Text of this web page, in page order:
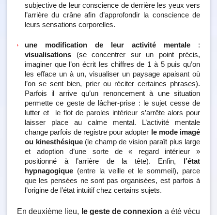
subjective de leur conscience de derrière les yeux vers
l’arrière du crâne afin d’approfondir la conscience de
leurs sensations corporelles.
une modification de leur activité mentale :
visualisations (se concentrer sur un point précis,
imaginer que l’on écrit les chiffres de 1 à 5 puis qu’on
les efface un à un, visualiser un paysage apaisant où
l’on se sent bien, prier ou réciter certaines phrases).
Parfois il arrive qu’un renoncement à une situation
permette ce geste de lâcher-prise : le sujet cesse de
lutter et le flot de paroles intérieur s’arrête alors pour
laisser place au calme mental. L’activité mentale
change parfois de registre pour adopter le mode imagé
ou kinesthésique(le champ de vision paraît plus large
et adoption d’une sorte de « regard intérieur »
positionné à l’arrière de la tête). Enfin, l’état
hypnagogique (entre la veille et le sommeil), parce
que les pensées ne sont pas organisées, est parfois à
l’origine de l’état intuitif chez certains sujets.
En deuxième lieu, le geste de connexion a été vécu